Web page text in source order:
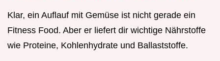
Klar, ein Auflauf mit Gemüse ist nicht gerade ein
Fitness Food. Aber er liefert dir wichtige Nährstoffe
wie Proteine, Kohlenhydrate und Ballaststoffe.